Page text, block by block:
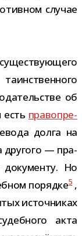
слу­чае
об
пра­во­пре­
долга на
дру­гого — пра­
доку­менту. Но
порядке5,
источ­ни­ках
акта